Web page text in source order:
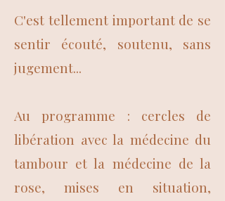
C'est tellement important de se
sentir écouté, soutenu, sans
jugement...
Au programme : cercles de
libération avec la médecine du
tambour et la médecine de la
rose, mises en situation,